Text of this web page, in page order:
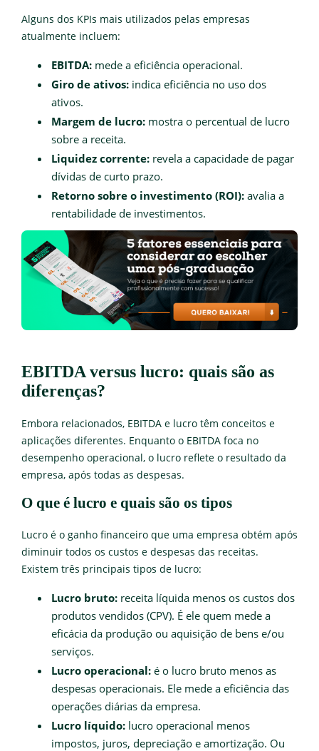
Alguns dos KPIs mais utilizados pelas empresas
atualmente incluem:
EBITDA: mede a eficiência operacional.
Giro de ativos: indica eficiência no uso dos
ativos.
Margem de lucro: mostra o percentual de lucro
sobre a receita.
Liquidez corrente: revela a capacidade de pagar
dívidas de curto prazo.
Retorno sobre o investimento (ROI): avalia a
rentabilidade de investimentos.
EBITDA versus lucro: quais são as
diferenças?
Embora relacionados, EBITDA e lucro têm conceitos e
aplicações diferentes. Enquanto o EBITDA foca no
desempenho operacional, o lucro reflete o resultado da
empresa, após todas as despesas.
O que é lucro e quais são os tipos
Lucro é o ganho financeiro que uma empresa obtém após
diminuir todos os custos e despesas das receitas.
Existem três principais tipos de lucro:
Lucro bruto: receita líquida menos os custos dos
produtos vendidos (CPV). É ele quem mede a
eficácia da produção ou aquisição de bens e/ou
serviços.
Lucro operacional: é o lucro bruto menos as
despesas operacionais. Ele mede a eficiência das
operações diárias da empresa.
Lucro líquido: lucro operacional menos
impostos, juros, depreciação e amortização. Ou